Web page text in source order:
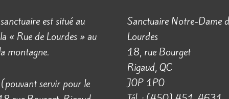
est situé au
« Rue de Lourdes » au
montagne.
servir pour le
Sanctuaire Notre-Dame
Lourdes
18, rue Bourget
Rigaud, QC
J0P 1P0